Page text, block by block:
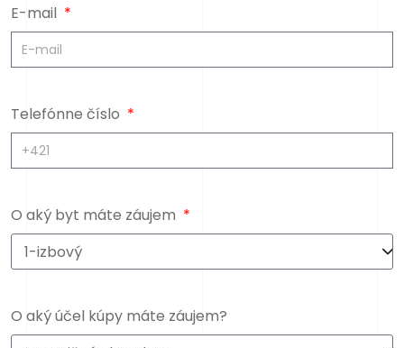
E-mail
Telefónne číslo
O aký byt máte záujem
O aký účel kúpy máte záujem?